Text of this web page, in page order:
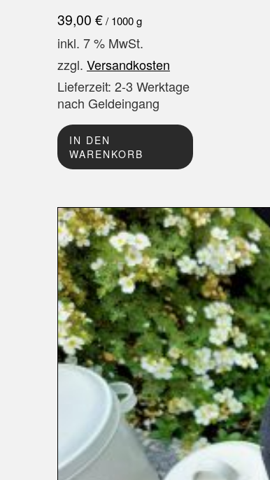
39,00 €/ 1000g
inkl. 7 % MwSt.
zzgl. Versandkosten
Lieferzeit: 2-3 Werktage
nach Geldeingang
IN DEN
WARENKORB